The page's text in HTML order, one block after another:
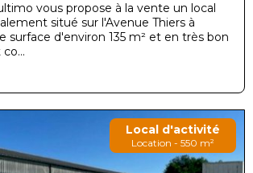
vous propose à la vente un local
situé sur l'Avenue Thiers à
surface d'environ 135 m² et en très bon
Local d'activité
Location - 550 m²